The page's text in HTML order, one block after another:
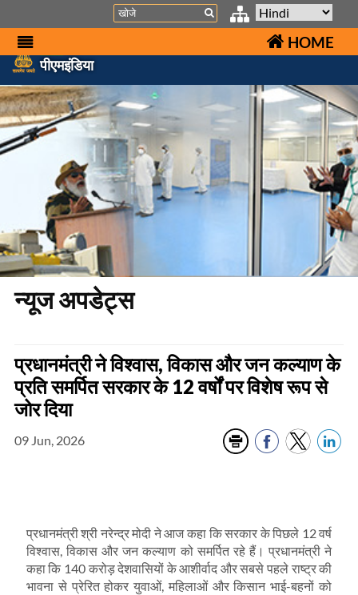
Search
HOME
पीएमइंडिया
न्यूज अपडेट्स
प्रधानमंत्री ने विश्वास, विकास और जन कल्याण के
प्रति समर्पित सरकार के 12 वर्षों पर विशेष रूप से
जोर दिया
09 Jun, 2026
प्रधानमंत्री श्री नरेन्द्र मोदी ने आज कहा कि सरकार के पिछले 12 वर्ष
विश्वास, विकास और जन कल्याण को समर्पित रहे हैं। प्रधानमंत्री ने
कहा कि 140 करोड़ देशवासियों के आशीर्वाद और सबसे पहले राष्ट्र की
भावना से प्रेरित होकर युवाओं, महिलाओं और किसान भाई-बहनों को